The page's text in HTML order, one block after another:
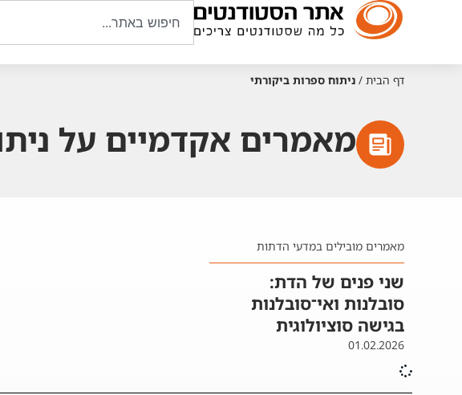
דף הבית / ניתוח ספרות ביקורתי
מאמרים אקדמיים על
מאמרים מובילים במדעי הדתות
שני פנים של הדת:
סובלנות ואי־סובלנות
בגישה סוציולוגית
01.02.2026